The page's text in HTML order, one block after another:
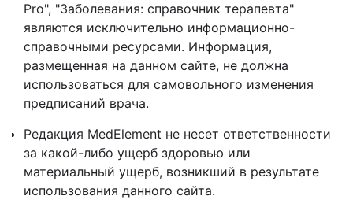
Pro", "Заболевания: справочник терапевта"
являются исключительно информационно-
справочными ресурсами. Информация,
размещенная на данном сайте, не должна
использоваться для самовольного изменения
предписаний врача.
Редакция MedElement не несет ответственности
за какой-либо ущерб здоровью или
материальный ущерб, возникший в результате
использования данного сайта.